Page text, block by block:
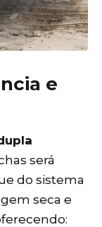
e
será
do sistema
seca e